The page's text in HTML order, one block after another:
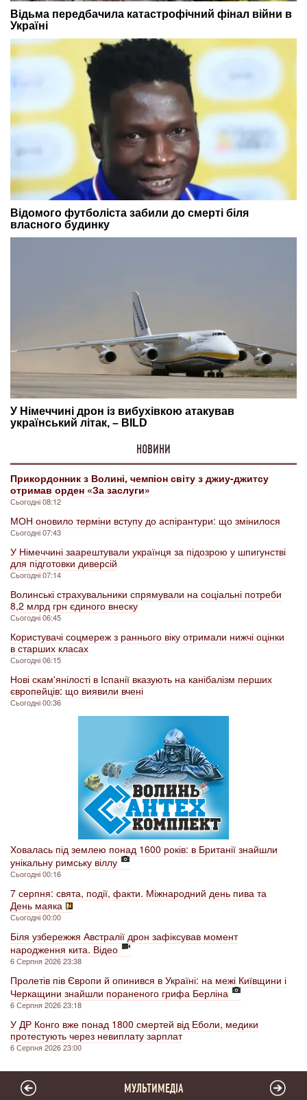
НОВИНИ
Прикордонник з Волині, чемпіон світу з джиу-джитсу
отримав орден «За заслуги»
Сьогодні 08:12
МОН оновило терміни вступу до аспірантури: що змінилося
Сьогодні 07:43
У Німеччині заарештували українця за підозрою у шпигунстві
для підготовки диверсій
Сьогодні 07:14
Волинські страхувальники спрямували на соціальні потреби
8,2 млрд грн єдиного внеску
Сьогодні 06:45
Користувачі соцмереж з раннього віку отримали нижчі оцінки
в старших класах
Сьогодні 06:15
Нові скам'янілості в Іспанії вказують на канібалізм перших
європейців: що виявили вчені
Сьогодні 00:36
Ховалась під землею понад 1600 років: в Британії знайшли
унікальну римську віллу
Сьогодні 00:16
7 серпня: свята, події, факти. Міжнародний день пива та
День маяка
Сьогодні 00:00
Біля узбережжя Австралії дрон зафіксував момент
народження кита. Відео
6 Серпня 2026 23:38
Пролетів пів Європи й опинився в Україні: на межі Київщини і
Черкащини знайшли пораненого грифа Берліна
6 Серпня 2026 23:18
У ДР Конго вже понад 1800 смертей від Еболи, медики
протестують через невиплату зарплат
6 Серпня 2026 23:00
МУЛЬТИМЕДІА